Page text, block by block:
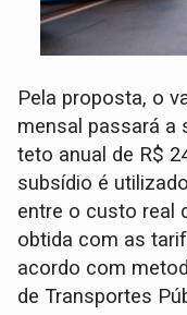
Pela proposta, o
mensal passará a
teto anual de R$
subsídio é
entre o custo real
obtida com as
acordo com
de Transportes